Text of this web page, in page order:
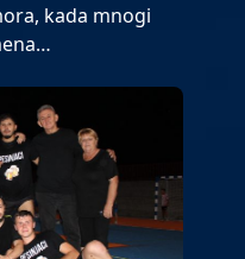
kada mnogi